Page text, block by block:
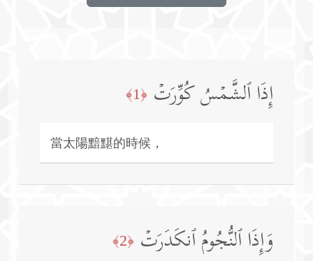
إِذَا ٱلشَّمۡسُ كُوِّرَتۡ ﴿1﴾
當太陽黯黮的時候，
وَإِذَا ٱلنُّجُومُ ٱنكَدَرَتۡ ﴿2﴾